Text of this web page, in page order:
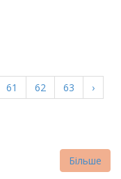
Page
61 Page
62 Page
63
›
Більше